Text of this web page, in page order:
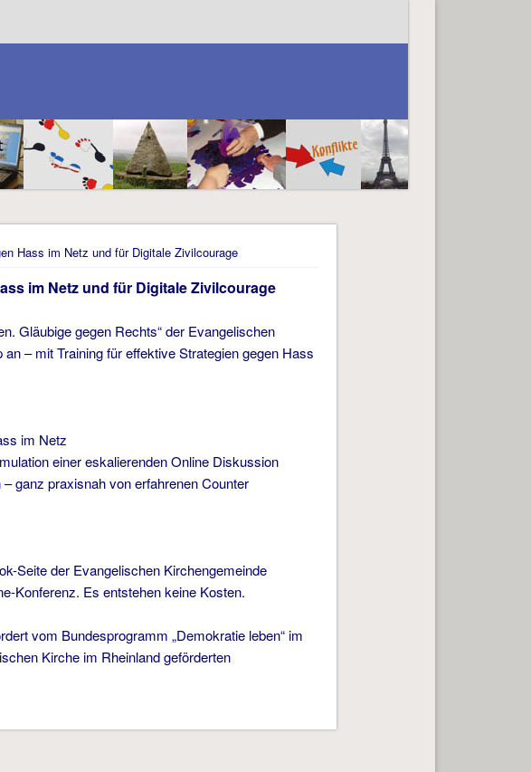
Hass im Netz und für Digitale Zivilcourage
im Netz und für Digitale Zivilcourage
Gläubige gegen Rechts“ der Evangelischen
an – mit Training für effektive Strategien gegen Hass
im Netz
einer eskalierenden Online Diskussion
ganz praxisnah von erfahrenen Counter
Seite der Evangelischen Kirchengemeinde
Konferenz. Es entstehen keine Kosten.
vom Bundesprogramm „Demokratie leben“ im
Kirche im Rheinland geförderten